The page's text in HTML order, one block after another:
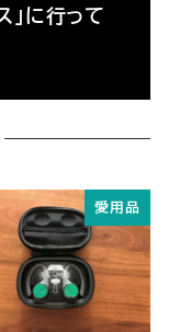
」に行って
愛用品